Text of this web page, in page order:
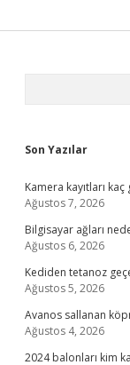
Son Yazılar
Kamera kayıtları
Ağustos 7, 2026
Bilgisayar ağları
Ağustos 6, 2026
Kediden tetanoz
Ağustos 5, 2026
Avanos sallanan
Ağustos 4, 2026
2024 balonları kim